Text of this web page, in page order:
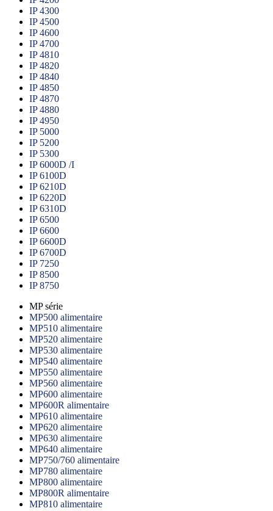
IP 4300
IP 4500
IP 4600
IP 4700
IP 4810
IP 4820
IP 4840
IP 4850
IP 4870
IP 4880
IP 4950
IP 5000
IP 5200
IP 5300
IP 6000D /I
IP 6100D
IP 6210D
IP 6220D
IP 6310D
IP 6500
IP 6600
IP 6600D
IP 6700D
IP 7250
IP 8500
IP 8750
MP série
MP500 alimentaire
MP510 alimentaire
MP520 alimentaire
MP530 alimentaire
MP540 alimentaire
MP550 alimentaire
MP560 alimentaire
MP600 alimentaire
MP600R alimentaire
MP610 alimentaire
MP620 alimentaire
MP630 alimentaire
MP640 alimentaire
MP750/760 alimentaire
MP780 alimentaire
MP800 alimentaire
MP800R alimentaire
MP810 alimentaire